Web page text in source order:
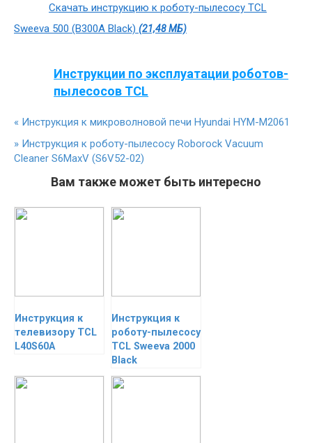
Скачать инструкцию к роботу-пылесосу TCL
Sweeva 500 (B300A Black) (21,48 МБ)
Инструкции по эксплуатации роботов-
пылесосов TCL
« Инструкция к микроволновой печи Hyundai HYM-M2061
» Инструкция к роботу-пылесосу Roborock Vacuum
Cleaner S6MaxV (S6V52-02)
Вам также может быть интересно
Инструкция к
телевизору TCL
L40S60A
Инструкция к
роботу-пылесосу
TCL Sweeva 2000
Black